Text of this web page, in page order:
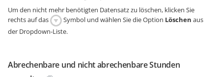
Um den nicht mehr benötigten Datensatz zu löschen, klicken Sie
rechts auf das
Symbol und wählen Sie die Option Löschen aus
der Dropdown-Liste.
Abrechenbare und nicht abrechenbare Stunden